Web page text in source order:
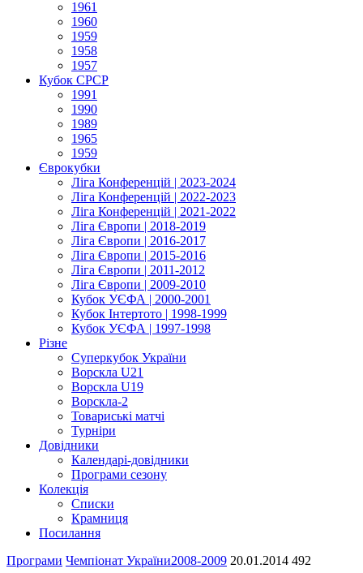
1961
1960
1959
1958
1957
Кубок СРСР
1991
1990
1989
1965
1959
Єврокубки
Ліга Конференцій | 2023-2024
Ліга Конференцій | 2022-2023
Ліга Конференцій | 2021-2022
Ліга Європи | 2018-2019
Ліга Європи | 2016-2017
Ліга Європи | 2015-2016
Ліга Європи | 2011-2012
Ліга Європи | 2009-2010
Кубок УЄФА | 2000-2001
Кубок Інтертото | 1998-1999
Кубок УЄФА | 1997-1998
Різне
Суперкубок України
Ворскла U21
Ворскла U19
Ворскла-2
Товариські матчі
Турніри
Довідники
Календарі-довідники
Програми сезону
Колекція
Списки
Крамниця
Посилання
Програми Чемпіонат України2008-2009 20.01.2014 492